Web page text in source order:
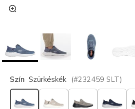
Szín Szürkéskék (#232459 SLT)